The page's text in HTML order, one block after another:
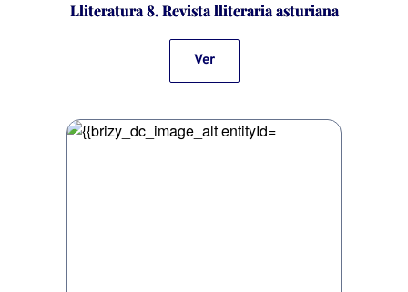
Lliteratura 8. Revista lliteraria asturiana
Ver